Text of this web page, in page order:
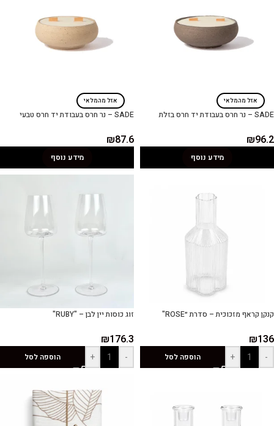
אזל מהמלאי
SADE – נר חרס בעבודת יד חרס בזלת
₪96.2
מידע נוסף
אזל מהמלאי
SADE – נר חרס בעבודת יד חרס טבעי
₪87.6
מידע נוסף
קנקן קראף מזכוכית – סדרת ״ROSE"
₪136
-
+ הוספה לסל
זוג כוסות יין לבן – "RUBY"
₪176.3
-
+ הוספה לסל